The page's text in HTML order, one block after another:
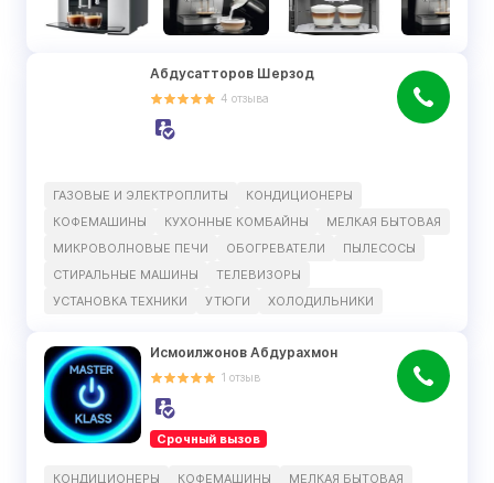
Абдусатторов Шерзод
4 отзыва
ГАЗОВЫЕ И ЭЛЕКТРОПЛИТЫ
КОНДИЦИОНЕРЫ
КОФЕМАШИНЫ
КУХОННЫЕ КОМБАЙНЫ
МЕЛКАЯ БЫТОВАЯ
МИКРОВОЛНОВЫЕ ПЕЧИ
ОБОГРЕВАТЕЛИ
ПЫЛЕСОСЫ
СТИРАЛЬНЫЕ МАШИНЫ
ТЕЛЕВИЗОРЫ
УСТАНОВКА ТЕХНИКИ
УТЮГИ ХОЛОДИЛЬНИКИ
Исмоилжонов Абдурахмон
1 отзыв
Срочный вызов
КОНДИЦИОНЕРЫ КОФЕМАШИНЫ
МЕЛКАЯ БЫТОВАЯ